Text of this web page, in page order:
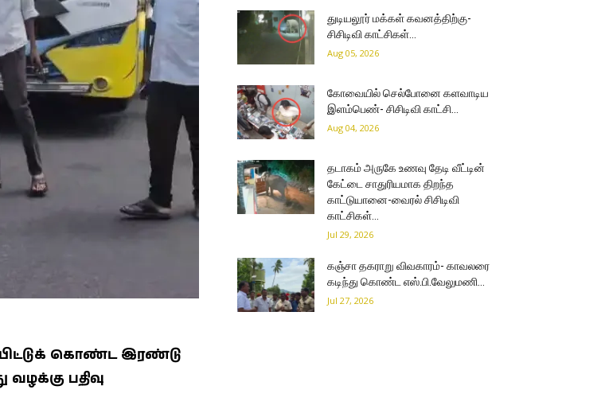
கொண்ட இரண்டு
வழக்கு பதிவு
துடியலூர் மக்கள் கவனத்திற்கு-
சிசிடிவி காட்சிகள்…
Aug 05, 2026
கோவையில் செல்போனை களவாடிய
இளம்பெண்- சிசிடிவி காட்சி…
Aug 04, 2026
தடாகம் அருகே உணவு தேடி வீட்டின்
கேட்டை சாதுரியமாக திறந்த
காட்டுயானை-வைரல் சிசிடிவி
காட்சிகள்…
Jul 29, 2026
கஞ்சா தகராறு விவகாரம்- காவலரை
கடிந்து கொண்ட எஸ்.பி.வேலுமணி…
Jul 27, 2026